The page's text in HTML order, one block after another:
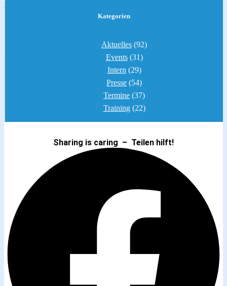
Kategorien
Aktuelles (92)
Events(31)
Intern (29)
Presse (54)
Termine (37)
Training(22)
Sharing is caring – Teilen hilft!